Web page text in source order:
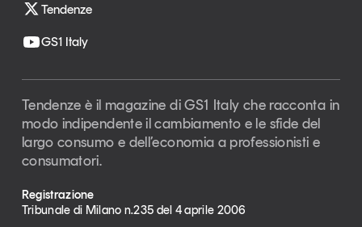
Tendenze
GS1 Italy
Tendenze è il magazine di GS1 Italy che racconta in
modo indipendente il cambiamento e le sfide del
largo consumo e dell’economia a professionisti e
consumatori.
Registrazione
Tribunale di Milano n.235 del 4 aprile 2006